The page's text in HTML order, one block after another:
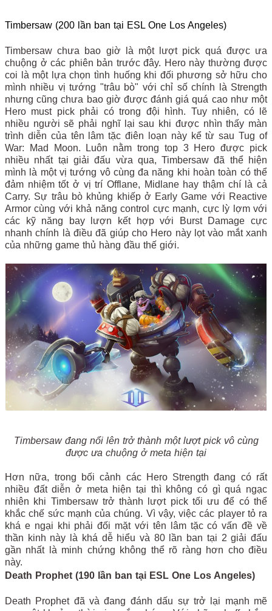
Timbersaw (200 lần ban tại ESL One Los Angeles)
Timbersaw chưa bao giờ là một lượt pick quá được ưa
chuộng ở các phiên bản trước đây. Hero này thường được
coi là một lựa chọn tình huống khi đối phương sở hữu cho
mình nhiều vị tướng "trâu bò" với chỉ số chính là Strength
nhưng cũng chưa bao giờ được đánh giá quá cao như một
Hero must pick phải có trong đội hình. Tuy nhiên, có lẽ
nhiều người sẽ phải nghĩ lại sau khi được nhìn thấy màn
trình diễn của tên lâm tặc điên loạn này kể từ sau Tug of
War: Mad Moon. Luôn nằm trong top 3 Hero được pick
nhiều nhất tại giải đấu vừa qua, Timbersaw đã thể hiện
mình là một vị tướng vô cùng đa năng khi hoàn toàn có thể
đảm nhiệm tốt ở vị trí Offlane, Midlane hay thậm chí là cả
Carry. Sự trâu bò khủng khiếp ở Early Game với Reactive
Armor cùng với khả năng control cực mạnh, cực lỳ lợm với
các kỹ năng bay lượn kết hợp với Burst Damage cực
nhanh chính là điều đã giúp cho Hero này lọt vào mắt xanh
của những game thủ hàng đầu thế giới.
Timbersaw đang nổi lên trở thành một lượt pick vô cùng
được ưa chuộng ở meta hiện tại
Hơn nữa, trong bối cảnh các Hero Strength đang có rất
nhiều đất diễn ở meta hiện tại thì không có gì quá ngạc
nhiên khi Timbersaw trở thành lượt pick tối ưu để có thể
khắc chế sức mạnh của chúng. Vì vậy, việc các player tỏ ra
khá e ngại khi phải đối mặt với tên lâm tặc có vấn đề về
thần kinh này là khá dễ hiểu và 80 lần ban tại 2 giải đấu
gần nhất là minh chứng không thể rõ ràng hơn cho điều
này.
Death Prophet (190 lần ban tại ESL One Los Angeles)
Death Prophet đã và đang đánh dấu sự trở lại mạnh mẽ